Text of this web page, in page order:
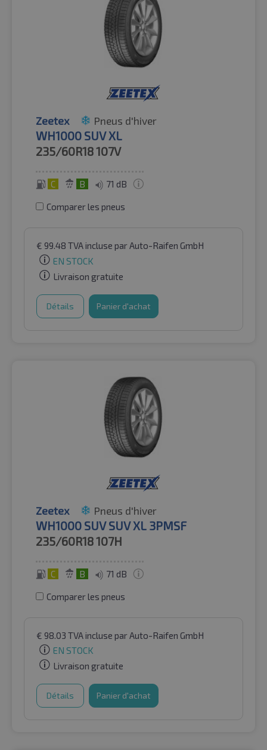
Zeetex Pneus d'hiver
WH1000 SUV XL
235/60R18107V
C B 71 dB
Comparer les pneus
€ 99.48 TVA incluse par Auto-Raifen GmbH
EN STOCK
Livraison gratuite
Détails Panier d'achat
Zeetex Pneus d'hiver
WH1000 SUV SUV XL 3PMSF
235/60R18107H
C B 71 dB
Comparer les pneus
€ 98.03 TVA incluse par Auto-Raifen GmbH
EN STOCK
Livraison gratuite
Détails Panier d'achat